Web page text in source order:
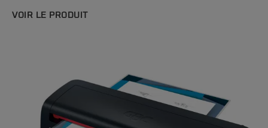
VOIR LE PRODUIT